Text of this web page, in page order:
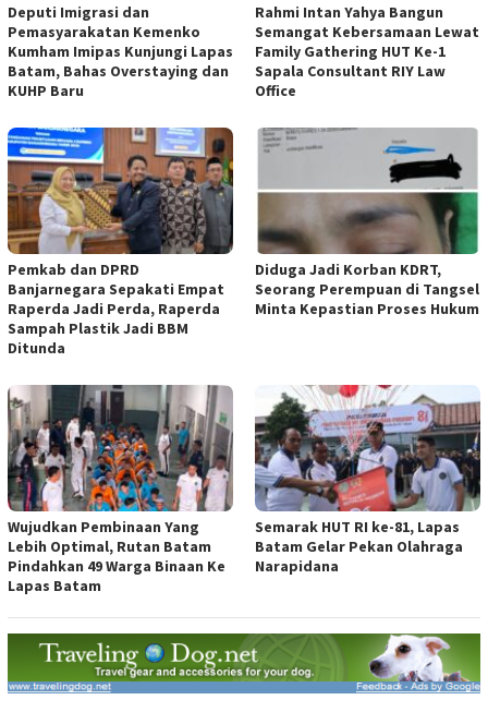
Deputi Imigrasi dan
Pemasyarakatan Kemenko
Kumham Imipas Kunjungi Lapas
Batam, Bahas Overstaying dan
KUHP Baru
Rahmi Intan Yahya Bangun
Semangat Kebersamaan Lewat
Family Gathering HUT Ke-1
Sapala Consultant RIY Law
Office
Pemkab dan DPRD
Banjarnegara Sepakati Empat
Raperda Jadi Perda, Raperda
Sampah Plastik Jadi BBM
Ditunda
Diduga Jadi Korban KDRT,
Seorang Perempuan di Tangsel
Minta Kepastian Proses Hukum
Wujudkan Pembinaan Yang
Lebih Optimal, Rutan Batam
Pindahkan 49 Warga Binaan Ke
Lapas Batam
Semarak HUT RI ke-81, Lapas
Batam Gelar Pekan Olahraga
Narapidana